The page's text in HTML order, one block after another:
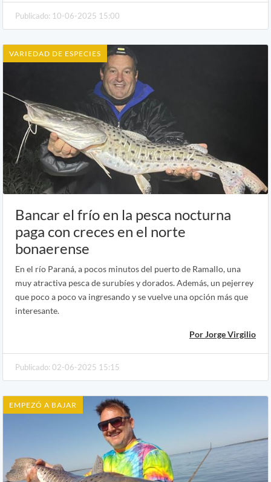
Publicado: 10-06-2025 15:00
VARIEDAD DE ESPECIES
Bancar el frío en la pesca nocturna
paga con creces en el norte
bonaerense
En el río Paraná, a pocos minutos del puerto de Ramallo, una
muy atractiva pesca de surubíes y dorados. Además, un pejerrey
que poco a poco va ingresando y se vuelve una opción más que
interesante.
Por Jorge Virgilio
Publicado: 02-06-2025 15:15
EMPEZÓ A BAJAR